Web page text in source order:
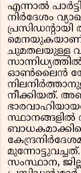
എന്നാൽ
നിർദേശം
പ്രസിഡന്റായി
ചുമതലയുള്ള
ഓൺലൈൻ
നീക്കിയത്.
സ്ഥാനങ്ങളിൽ
സംസ്ഥാന,